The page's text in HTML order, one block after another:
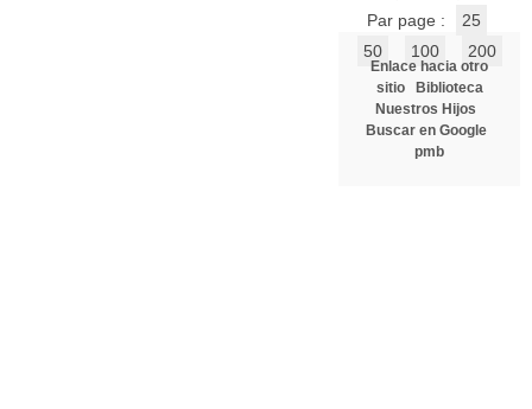
Par page :
25
50
100 200
Enlace hacia otro
sitio
Biblioteca
Nuestros Hijos
Buscar en Google
pmb